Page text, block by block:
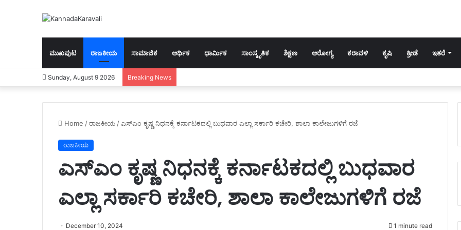
ಮುಖಪುಟ ರಾಜಕೀಯ ಸಾಮಾಜಿಕ ಆರ್ಥಿಕ ಧಾರ್ಮಿಕ ಸಾಂಸ್ಕೃತಿಕ ಶಿಕ್ಷಣ ಆರೋಗ್ಯ ಕರಾವಳಿ ಕೃಷಿ ಕ್ರೀಡೆ ಇತರೆ
Sunday, August 9 2026 Breaking News
Home / ರಾಜಕೀಯ / ಎಸ್‌ಎಂ ಕೃಷ್ಣ ನಿಧನಕ್ಕೆ ಕರ್ನಾಟಕದಲ್ಲಿ ಬುಧವಾರ ಎಲ್ಲಾ ಸರ್ಕಾರಿ ಕಚೇರಿ, ಶಾಲಾ ಕಾಲೇಜುಗಳಿಗೆ ರಜೆ
ರಾಜಕೀಯ
ಎಸ್‌ಎಂ ಕೃಷ್ಣ ನಿಧನಕ್ಕೆ ಕರ್ನಾಟಕದಲ್ಲಿ ಬುಧವಾರ
ಎಲ್ಲಾ ಸರ್ಕಾರಿ ಕಚೇರಿ, ಶಾಲಾ ಕಾಲೇಜುಗಳಿಗೆ ರಜೆ
December 10, 2024 1 minute read